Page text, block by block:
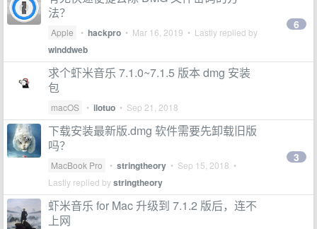
法？
Apple • hackpro • Mar 16, 2019 • Lastly replied by
winddweb
6
求个虾米音乐 7.1.0~7.1.5 版本 dmg 安装
包
macOS • ilotuo • Sep 21, 2018
下载安装最新版.dmg 软件需要先卸载旧版
吗？
MacBook Pro • stringtheory • Sep 15, 2018 •
Lastly replied bystringtheory
3
虾米音乐 for Mac 升级到 7.1.2 版后，连不
上网